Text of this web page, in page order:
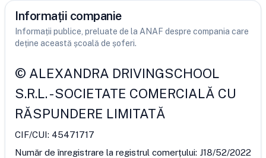
Informații companie
Informații publice, preluate de la ANAF despre compania care
deține această școală de șoferi.
© ALEXANDRA DRIVINGSCHOOL
S.R.L.-SOCIETATE COMERCIALĂ CU
RĂSPUNDERE LIMITATĂ
CIF/CUI: 45471717
Număr de înregistrare la registrul comerțului: J18/52/2022